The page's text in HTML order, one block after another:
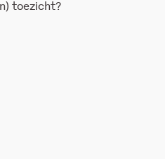
toezicht?